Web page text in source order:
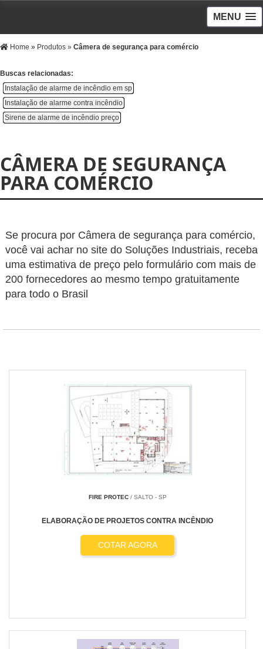
MENU
Home » Produtos » Câmera de segurança para comércio
Buscas relacionadas:
Instalação de alarme de incêndio em sp
Instalação de alarme contra incêndio
Sirene de alarme de incêndio preço
CÂMERA DE SEGURANÇA
PARA COMÉRCIO
Se procura por Câmera de segurança para comércio,
você vai achar no site do Soluções Industriais, receba
uma estimativa de preço pelo formulário com mais de
200 fornecedores ao mesmo tempo gratuitamente
para todo o Brasil
FIRE PROTEC/ SALTO - SP
ELABORAÇÃO DE PROJETOS CONTRA INCÊNDIO
COTAR AGORA